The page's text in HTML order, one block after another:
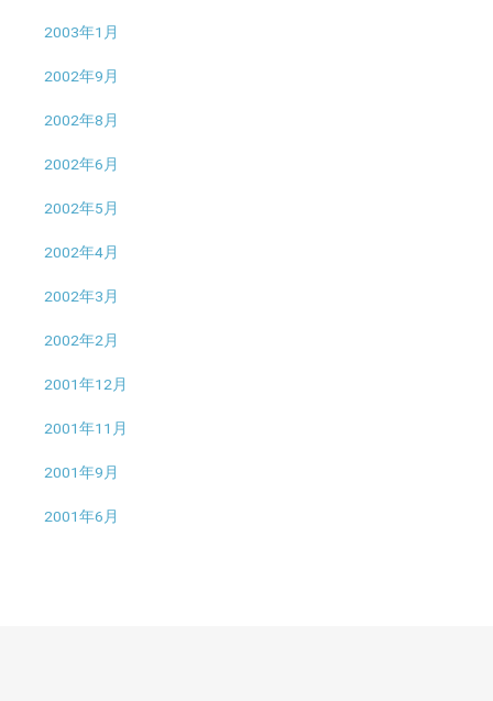
2003年1月
2002年9月
2002年8月
2002年6月
2002年5月
2002年4月
2002年3月
2002年2月
2001年12月
2001年11月
2001年9月
2001年6月